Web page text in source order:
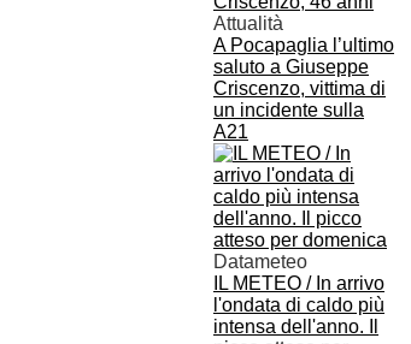
Attualità
A Pocapaglia l’ultimo
saluto a Giuseppe
Criscenzo, vittima di
un incidente sulla
A21
Datameteo
IL METEO / In arrivo
l'ondata di caldo più
intensa dell'anno. Il